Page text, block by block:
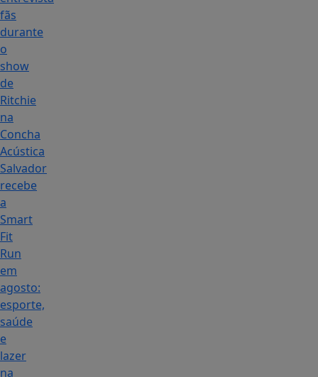
fãs
durante
o
show
de
Ritchie
na
Concha
Acústica
Salvador
recebe
a
Smart
Fit
Run
em
agosto:
esporte,
saúde
e
lazer
na